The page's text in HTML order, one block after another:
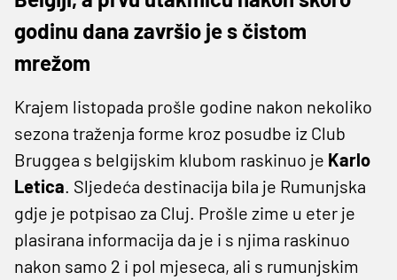
godinu dana završio je s čistom
mrežom
Krajem listopada prošle godine nakon nekoliko
sezona traženja forme kroz posudbe iz Club
Bruggea s belgijskim klubom raskinuo je Karlo
Letica. Sljedeća destinacija bila je Rumunjska
gdje je potpisao za Cluj. Prošle zime u eter je
plasirana informacija da je i s njima raskinuo
nakon samo 2 i pol mjeseca, ali s rumunjskim